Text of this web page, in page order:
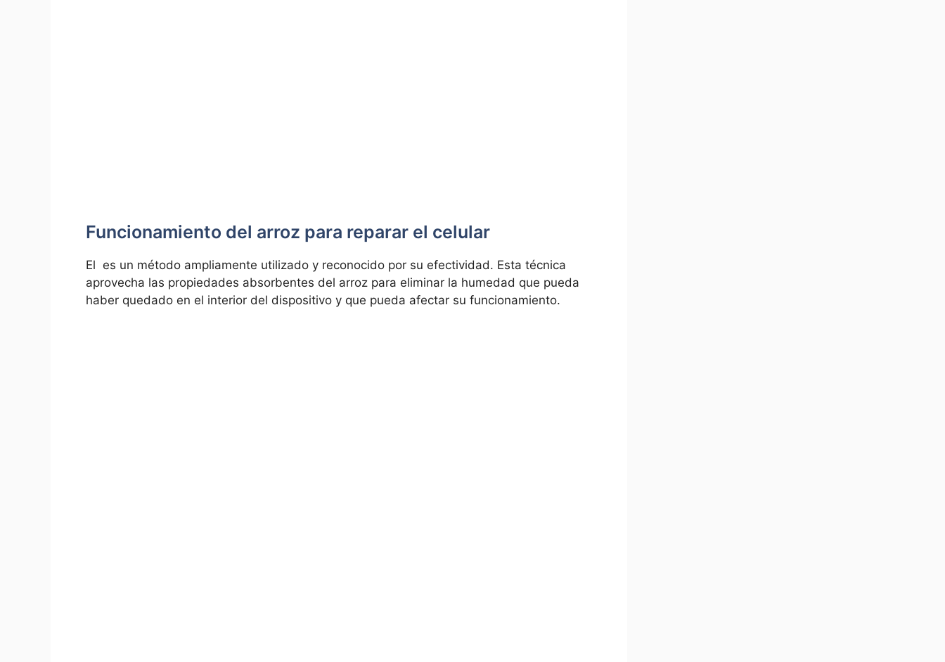
Funcionamiento del arroz para reparar el celular
El ‍ es un método ampliamente utilizado y reconocido por su efectividad. Esta técnica
aprovecha las propiedades absorbentes del arroz para eliminar la humedad que pueda
haber quedado en el interior del dispositivo y que pueda afectar su‌ funcionamiento.